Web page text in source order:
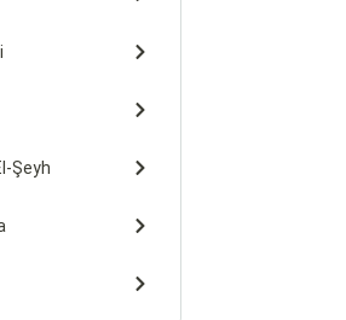
Şeyh